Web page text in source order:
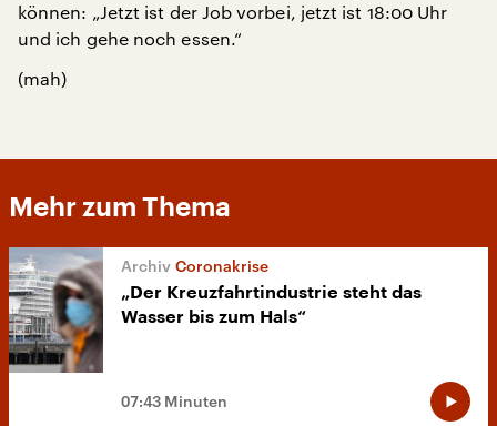
können: „Jetzt ist der Job vorbei, jetzt ist 18:00 Uhr
und ich gehe noch essen.“
(mah)
Mehr zum Thema
Coronakrise
„Der Kreuzfahrtindustrie steht das
Wasser bis zum Hals“
07:43 Minuten